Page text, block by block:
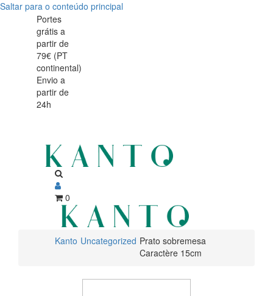
Saltar para o conteúdo principal
Prato
doce
Caractère
15cm
Prato
doce
Caractère
15cm
Portes
grátis a
partir de
79€ (PT
continental)
Envio a
partir de
24h
0
Kanto Uncategorized Prato sobremesa
Caractère 15cm